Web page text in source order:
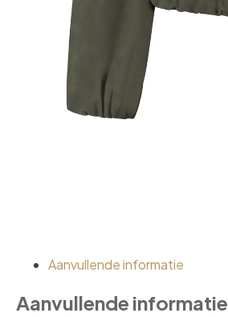
Aanvullende informatie
Aanvullende informatie